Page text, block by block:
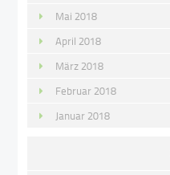
Mai 2018
April 2018
März 2018
Februar 2018
Januar 2018